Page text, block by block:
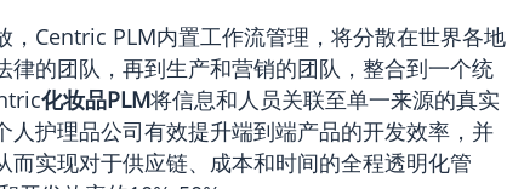
，Centric PLM内置工作流管理，将分散在世界各地
的团队，再到生产和营销的团队，整合到一个统
化妆品PLM将信息和人员关联至单一来源的真实
护理品公司有效提升端到端产品的开发效率，并
实现对于供应链、成本和时间的全程透明化管